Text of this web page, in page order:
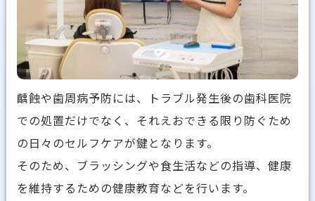
齲蝕や歯周病予防には、トラブル発生後の歯科医院
での処置だけでなく、それえおできる限り防ぐため
の日々のセルフケアが鍵となります。
そのため、ブラッシングや食生活などの指導、健康
を維持するための健康教育などを行います。